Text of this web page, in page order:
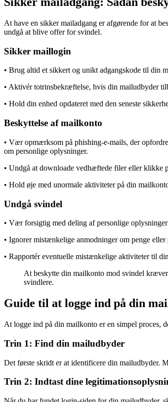
At have en sikker mailadgang er afgørende for at
undgå at blive offer for svindel.
Sikker maillogin
• Brug altid et sikkert og unikt adgangskode til din
• Aktivér totrinsbekræftelse, hvis din mailudbyder
• Hold din enhed opdateret med den seneste
Beskyttelse af mailkonto
• Vær opmærksom på phishing-e-mails, der
om personlige oplysninger.
• Undgå at downloade vedhæftede filer eller klikke
• Hold øje med unormale aktiviteter på din
Undgå svindel
• Vær forsigtig med deling af personlige
• Ignorer mistænkelige anmodninger om penge
• Rapportér eventuelle mistænkelige aktiviteter til
At beskytte din mailkonto mod svindel
svindlere.
Guide til at logge ind på din
At logge ind på din mailkonto er en simpel proces,
Trin 1: Find din mailudbyder
Det første skridt er at identificere din mailudbyder.
Trin 2: Indtast dine